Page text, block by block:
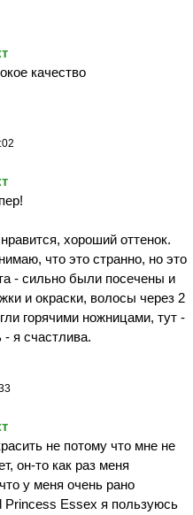
качество
хороший оттенок.
что это странно, но это
- сильно были посечены и
и окраски, волосы через 2
горячими ножницами, тут -
- я счастлива.
не потому что мне не
он-то как раз меня
у меня очень рано
Princess Essex я пользуюсь